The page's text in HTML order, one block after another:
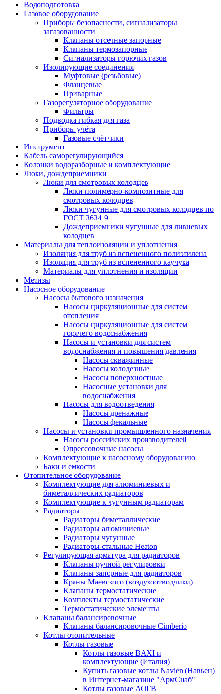
Водоподготовка
Газовое оборудование
Приборы безопасности, сигнализаторы
загазованности
Клапаны отсечные запорные
Клапаны термозапорные
Сигнализаторы горючих газов
Изолирующие соединения
Муфтовые (резьбовые)
Фланцевые
Приварные
Газорегуляторное оборудование
Фильтры
Подводка гибкая для газа
Приборы учёта
Газовые счётчики
Инструмент
Кабель саморегулирующийся
Колонки водоразборные и комплектующие
Люки, дождеприемники
Люки для смотровых колодцев
Люки полимерно-композитные для
смотровых колодцев
Люки чугунные для смотровых колодцев по
ГОСТ 3634-9
Дождеприемники чугунные для ливневых
колодцев
Материалы для теплоизоляции и уплотнения
Изоляция для труб из вспененного полиэтилена
Изоляция для труб из вспененного каучука
Материалы для уплотнения и изоляции
Метизы
Насосное оборудование
Насосы бытового назначения
Насосы циркуляционные для систем
отопления
Насосы циркуляционные для систем
горячего водоснабжения
Насосы и установки для систем
водоснабжения и повышения давления
Насосы скважинные
Насосы колодезные
Насосы поверхностные
Насосные установки для
водоснабжения
Насосы для водоотведения
Насосы дренажные
Насосы фекальные
Насосы и установки промышленного назначения
Насосы российских производителей
Опрессовочные насосы
Комплектующие к насосному оборудованию
Баки и емкости
Отопительное оборудование
Комплектующие для алюминиевых и
биметаллических радиаторов
Комплектующие к чугунным радиаторам
Радиаторы
Радиаторы биметаллические
Радиаторы алюминиевые
Радиаторы чугунные
Радиаторы стальные Heaton
Регулирующая арматура для радиаторов
Клапаны ручной регулировки
Клапаны запорные для радиаторов
Краны Маевского (воздухоотводчики)
Клапаны термостатические
Комплекты термостатические
Термостатические элементы
Клапаны балансировочные
Клапаны балансировочные Cimberio
Котлы отопительные
Котлы газовые
Котлы газовые BAXI и
комплектующие (Италия)
Купить газовые котлы Navien (Навьен)
в Интернет-магазине "АрмСнаб"
Котлы газовые АОГВ